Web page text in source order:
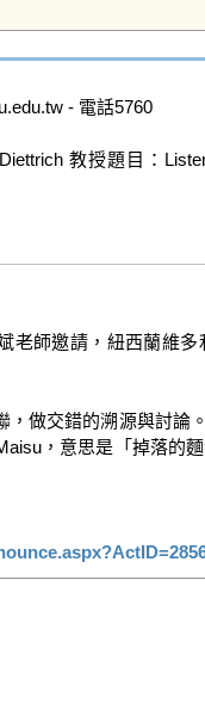
- 電話5760
教授題目：
師邀請，紐西蘭維
做交錯的溯源與討
，意思是「掉落